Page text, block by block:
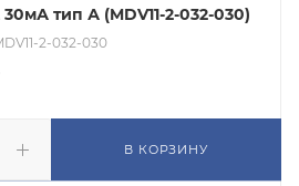
тип А (MDV11-2-032-030)
2-032-030
В КОРЗИНУ